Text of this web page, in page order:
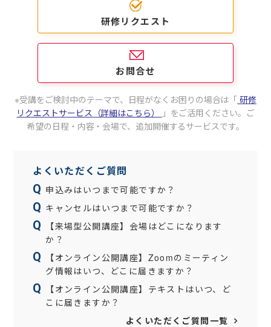
研修リクエスト
お問合せ
受講をご検討中のテーマで、日程がなくお困りの場合は 「 研修
リクエストサービス（詳細はこちら）
」をご活用ください。 ご
希望の日程・内容・会場で、追加開催するサービスです。
よくいただくご質問
申込みはいつまで可能ですか？
キャンセルはいつまで可能ですか？
【来場型公開講座】会場はどこになります
か？
【オンライン公開講座】Zoomのミーティン
グ情報はいつ、どこに届きますか？
【オンライン公開講座】テキストはいつ、ど
こに届きますか？
よくいただくご質問一覧